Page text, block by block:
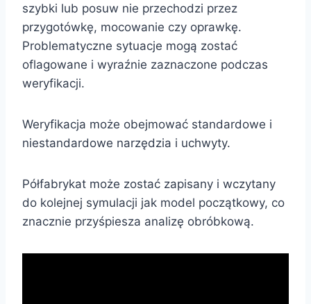
szybki lub posuw nie przechodzi przez
przygotówkę, mocowanie czy oprawkę.
Problematyczne sytuacje mogą zostać
oflagowane i wyraźnie zaznaczone podczas
weryfikacji.
Weryfikacja może obejmować standardowe i
niestandardowe narzędzia i uchwyty.
Półfabrykat może zostać zapisany i wczytany
do kolejnej symulacji jak model początkowy, co
znacznie przyśpiesza analizę obróbkową.